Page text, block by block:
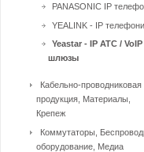
PANASONIC IP
YEALINK - IP
Yeastar - IP ATC / VoIP
шлюзы
Кабельно-проводниковая
продукция, Материалы,
Крепеж
Коммутаторы,
оборудование, Медиа